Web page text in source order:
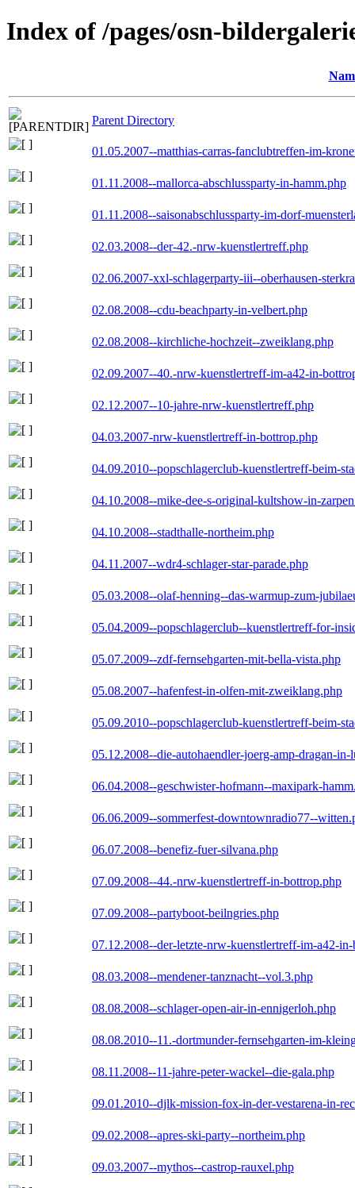
Index of /pages/osn-
Parent Directory
01.05.2007--matthias-carras-fanclubtreffen-im-
01.11.2008--mallorca-abschlussparty-in-hamm.php
01.11.2008--saisonabschlussparty-im-dorf-
02.03.2008--der-42.-nrw-kuenstlertreff.php
02.06.2007-xxl-schlagerparty-iii--oberhausen-
02.08.2008--cdu-beachparty-in-velbert.php
02.08.2008--kirchliche-hochzeit--zweiklang.php
02.09.2007--40.-nrw-kuenstlertreff-im-a42-in-
02.12.2007--10-jahre-nrw-kuenstlertreff.php
04.03.2007-nrw-kuenstlertreff-in-bottrop.php
04.09.2010--popschlagerclub-kuenstlertreff-beim-
04.10.2008--mike-dee-s-original-kultshow-in-
04.10.2008--stadthalle-northeim.php
04.11.2007--wdr4-schlager-star-parade.php
05.03.2008--olaf-henning--das-warmup-zum-
05.04.2009--popschlagerclub--kuenstlertreff-for-
05.07.2009--zdf-fernsehgarten-mit-bella-vista.php
05.08.2007--hafenfest-in-olfen-mit-zweiklang.php
05.09.2010--popschlagerclub-kuenstlertreff-beim-
05.12.2008--die-autohaendler-joerg-amp-dragan-in-
06.04.2008--geschwister-hofmann--maxipark-
06.06.2009--sommerfest-downtownradio77--
06.07.2008--benefiz-fuer-silvana.php
07.09.2008--44.-nrw-kuenstlertreff-in-bottrop.php
07.09.2008--partyboot-beilngries.php
07.12.2008--der-letzte-nrw-kuenstlertreff-im-a42-
08.03.2008--mendener-tanznacht--vol.3.php
08.08.2008--schlager-open-air-in-ennigerloh.php
08.08.2010--11.-dortmunder-fernsehgarten-im-
08.11.2008--11-jahre-peter-wackel--die-gala.php
09.01.2010--djlk-mission-fox-in-der-vestarena-in-
09.02.2008--apres-ski-party--northeim.php
09.03.2007--mythos--castrop-rauxel.php